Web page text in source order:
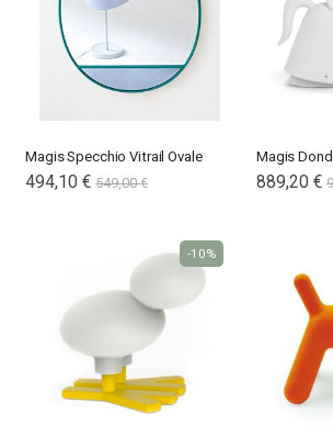
Magis Specchio Vitrail Ovale
494,10 € 549,00 €
Magis
889,20 €
-10%